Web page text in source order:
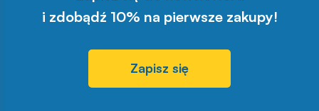
i zdobądź 10% na pierwsze zakupy!
Zapisz się